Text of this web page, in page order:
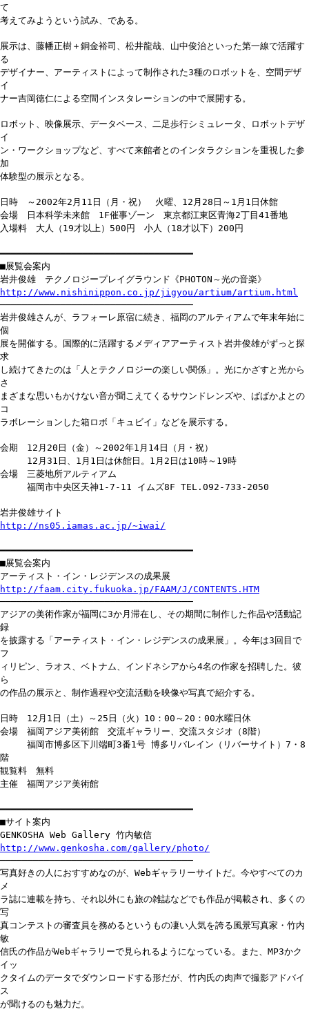
て
考えてみようという試み、である。
展示は、藤幡正樹＋銅金裕司、松井龍哉、山中俊治といった第一線で活躍す
る
デザイナー、アーティストによって制作された3種のロボットを、空間デザ
イ
ナー吉岡徳仁による空間インスタレーションの中で展開する。
ロボット、映像展示、データベース、二足歩行シミュレータ、ロボットデザ
イ
ン・ワークショップなど、すべて来館者とのインタラクションを重視した参
加
体験型の展示となる。
日時 ～2002年2月11日（月・祝） 火曜、12月28日～1月1日休館
会場 日本科学未来館 1F催事ゾーン 東京都江東区青海2丁目41番地
入場料 大人（19才以上）500円 小人（18才以下）200円
━━━━━━━━━━━━━━━━━━━━━━━━━━━━━━━━━━━
■展覧会案内
岩井俊雄 テクノロジープレイグラウンド《PHOTON～光の音楽》
http://www.nishinippon.co.jp/jigyou/artium/artium.html
───────────────────────────────────
岩井俊雄さんが、ラフォーレ原宿に続き、福岡のアルティアムで年末年始に
個
展を開催する。国際的に活躍するメディアアーティスト岩井俊雄がずっと探
求
し続けてきたのは「人とテクノロジーの楽しい関係」。光にかざすと光から
さ
まざまな思いもかけない音が聞こえてくるサウンドレンズや、ばばかよとの
コ
ラボレーションした箱ロボ「キュビイ」などを展示する。
会期 12月20日（金）～2002年1月14日（月・祝）
12月31日、1月1日は休館日。1月2日は10時～19時
会場 三菱地所アルティアム
福岡市中央区天神1-7-11 イムズ8F TEL.092-733-2050
岩井俊雄サイト
http://ns05.iamas.ac.jp/~iwai/
━━━━━━━━━━━━━━━━━━━━━━━━━━━━━━━━━━━
■展覧会案内
アーティスト・イン・レジデンスの成果展
http://faam.city.fukuoka.jp/FAAM/J/CONTENTS.HTM
───────────────────────────────────
アジアの美術作家が福岡に3か月滞在し、その期間に制作した作品や活動記
録
を披露する「アーティスト・イン・レジデンスの成果展」。今年は3回目で
フ
ィリピン、ラオス、ベトナム、インドネシアから4名の作家を招聘した。彼
ら
の作品の展示と、制作過程や交流活動を映像や写真で紹介する。
日時 12月1日（土）～25日（火）10：00～20：00水曜日休
会場 福岡アジア美術館 交流ギャラリー、交流スタジオ（8階）
福岡市博多区下川端町3番1号 博多リバレイン（リバーサイト）7・8
階
観覧料 無料
主催 福岡アジア美術館
━━━━━━━━━━━━━━━━━━━━━━━━━━━━━━━━━━━
■サイト案内
GENKOSHA Web Gallery 竹内敏信
http://www.genkosha.com/gallery/photo/
───────────────────────────────────
写真好きの人におすすめなのが、Webギャラリーサイトだ。今やすべてのカ
メ
ラ誌に連載を持ち、それ以外にも旅の雑誌などでも作品が掲載され、多くの
写
真コンテストの審査員を務めるというもの凄い人気を誇る風景写真家・竹内
敏
信氏の作品がWebギャラリーで見られるようになっている。また、MP3かク
イッ
クタイムのデータでダウンロードする形だが、竹内氏の肉声で撮影アドバイ
ス
が聞けるのも魅力だ。